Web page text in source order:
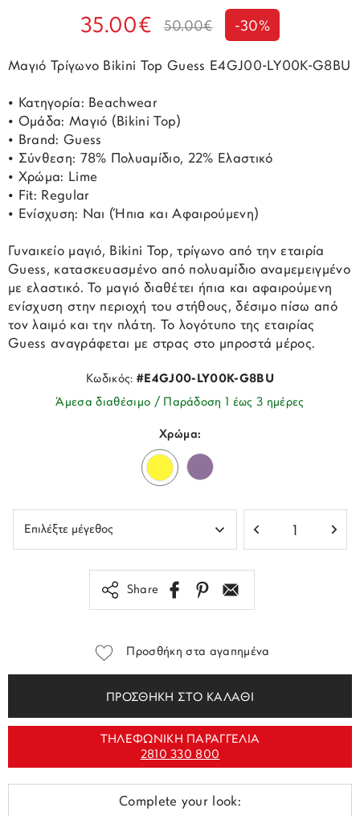
35.00€ 50.00€ -30%
Μαγιό Τρίγωνο Bikini Top Guess E4GJ00-LY00K-G8BU
• Κατηγορία: Beachwear
• Ομάδα: Μαγιό (Bikini Top)
• Brand: Guess
• Σύνθεση: 78% Πολυαμίδιο, 22% Ελαστικό
• Χρώμα: Lime
• Fit: Regular
• Ενίσχυση: Ναι (Ήπια και Αφαιρούμενη)
Γυναικείο μαγιό, Bikini Top, τρίγωνο από την εταιρία
Guess, κατασκευασμένο από πολυαμίδιο αναμεμειγμένο
με ελαστικό. Το μαγιό διαθέτει ήπια και αφαιρούμενη
ενίσχυση στην περιοχή του στήθους, δέσιμο πίσω από
τον λαιμό και την πλάτη. Το λογότυπο της εταιρίας
Guess αναγράφεται με στρας στο μπροστά μέρος.
Κωδικός:#E4GJ00-LY00K-G8BU
Άμεσα διαθέσιμο / Παράδοση 1 έως 3 ημέρες
Χρώμα:
Share
Προσθήκη στα αγαπημένα
ΠΡΟΣΘΗΚΗ ΣΤΟ ΚΑΛΑΘΙ
ΤΗΛΕΦΩΝΙΚΗ ΠΑΡΑΓΓΕΛΙΑ
2810 330 800
Complete your look: